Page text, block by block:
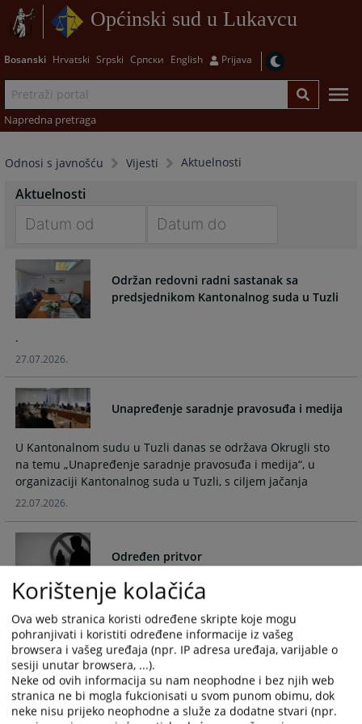
Općinski sud u Lukavcu
Bosanski Hrvatski Srpski Српски English Prijava
Napredna pretraga
Odnosi s javnošću Vijesti Aktuelnosti
Aktuelnosti
forward
interact
with
the
calendar
and
select
a
date.
Press
the
question
mark
key
to
the
keyboard
for
changing
dates.
to
interact
and
a
Press
the
question
key
get
the
keyboard
for
changing
dates.
Održan redovni radni sastanak sa
predsjednikom Kantonalnog suda u Tuzli
.
27.07.2026.
Unapređenje saradnje pravosuđa i medija
U Kantonalnom sudu u Tuzli danas se održava Okrugli sto
na temu „Unapređenje saradnje pravosuđa i medija“, u
organizaciji Kantonalnog suda u Tuzli, s ciljem jačanja
22.07.2026.
Određen pritvor
.
06.07.2026.
Novoimenovana sutkinja Berina Mujić
stupila na dužnost
Korištenje kolačića
Ova web stranica koristi određene skripte koje mogu
pohranjivati i koristiti određene informacije iz vašeg
browsera i vašeg uređaja (npr. IP adresa uređaja, varijable o
sesiji unutar browsera, ...).
Neke od ovih informacija su nam neophodne i bez njih web
stranica ne bi mogla fukcionisati u svom punom obimu, dok
neke nisu prijeko neophodne a služe za dodatne stvari (npr.